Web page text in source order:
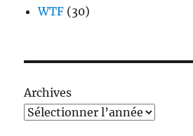
WTF (30)
Archives